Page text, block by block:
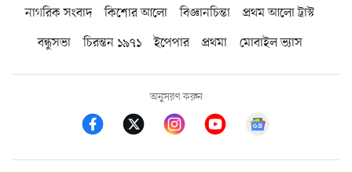
নাগরিক সংবাদ কিশোর আলো বিজ্ঞানচিন্তা
প্রথম আলো ট্রাস্ট
বন্ধুসভা
চিরন্তন ১৯৭১ ইপেপার প্রথমা মোবাইল ভ্যাস
অনুসরণ করুন